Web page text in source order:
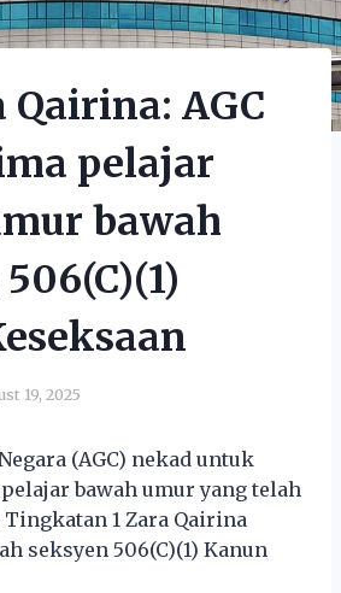
Qairina: AGC
pelajar
bawah
19, 2025
(AGC) nekad untuk
bawah umur yang telah
1 Zara Qairina
seksyen 506(C)(1) Kanun